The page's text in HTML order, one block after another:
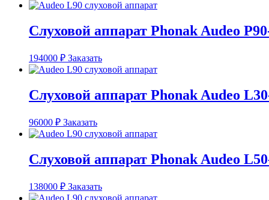
Слуховой аппарат Phonak Audeo
194000 ₽ Заказать
Слуховой аппарат Phonak Audeo
96000 ₽ Заказать
Слуховой аппарат Phonak Audeo
138000 ₽ Заказать